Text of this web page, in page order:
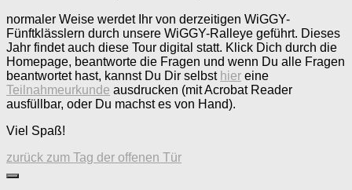
normaler Weise werdet Ihr von derzeitigen WiGGY-
Fünftklässlern durch unsere WiGGY-Ralleye geführt. Dieses
Jahr findet auch diese Tour digital statt. Klick Dich durch die
Homepage, beantworte die Fragen und wenn Du alle Fragen
beantwortet hast, kannst Du Dir selbst hier eine
Teilnahmeurkunde ausdrucken (mit Acrobat Reader
ausfüllbar, oder Du machst es von Hand).
Viel Spaß!
zurück zum Tag der offenen Tür